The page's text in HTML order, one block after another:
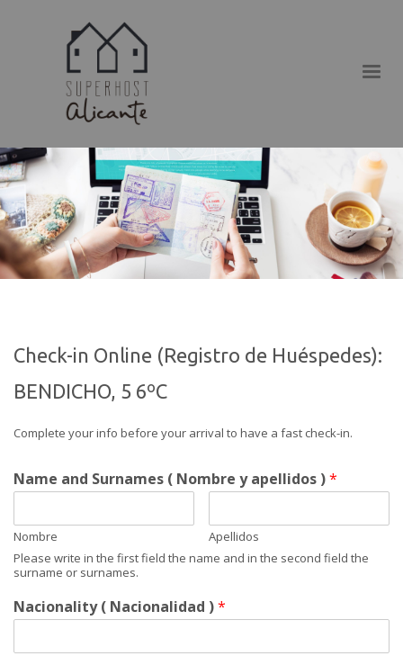
Check-in Online (Registro de Huéspedes):
BENDICHO, 5 6ºC
Complete your info before your arrival to have a fast check-in.
Name and Surnames ( Nombre y apellidos )*
Nombre
Apellidos
Please write in the first field the name and in the second field the
surname or surnames.
Nacionality ( Nacionalidad )*